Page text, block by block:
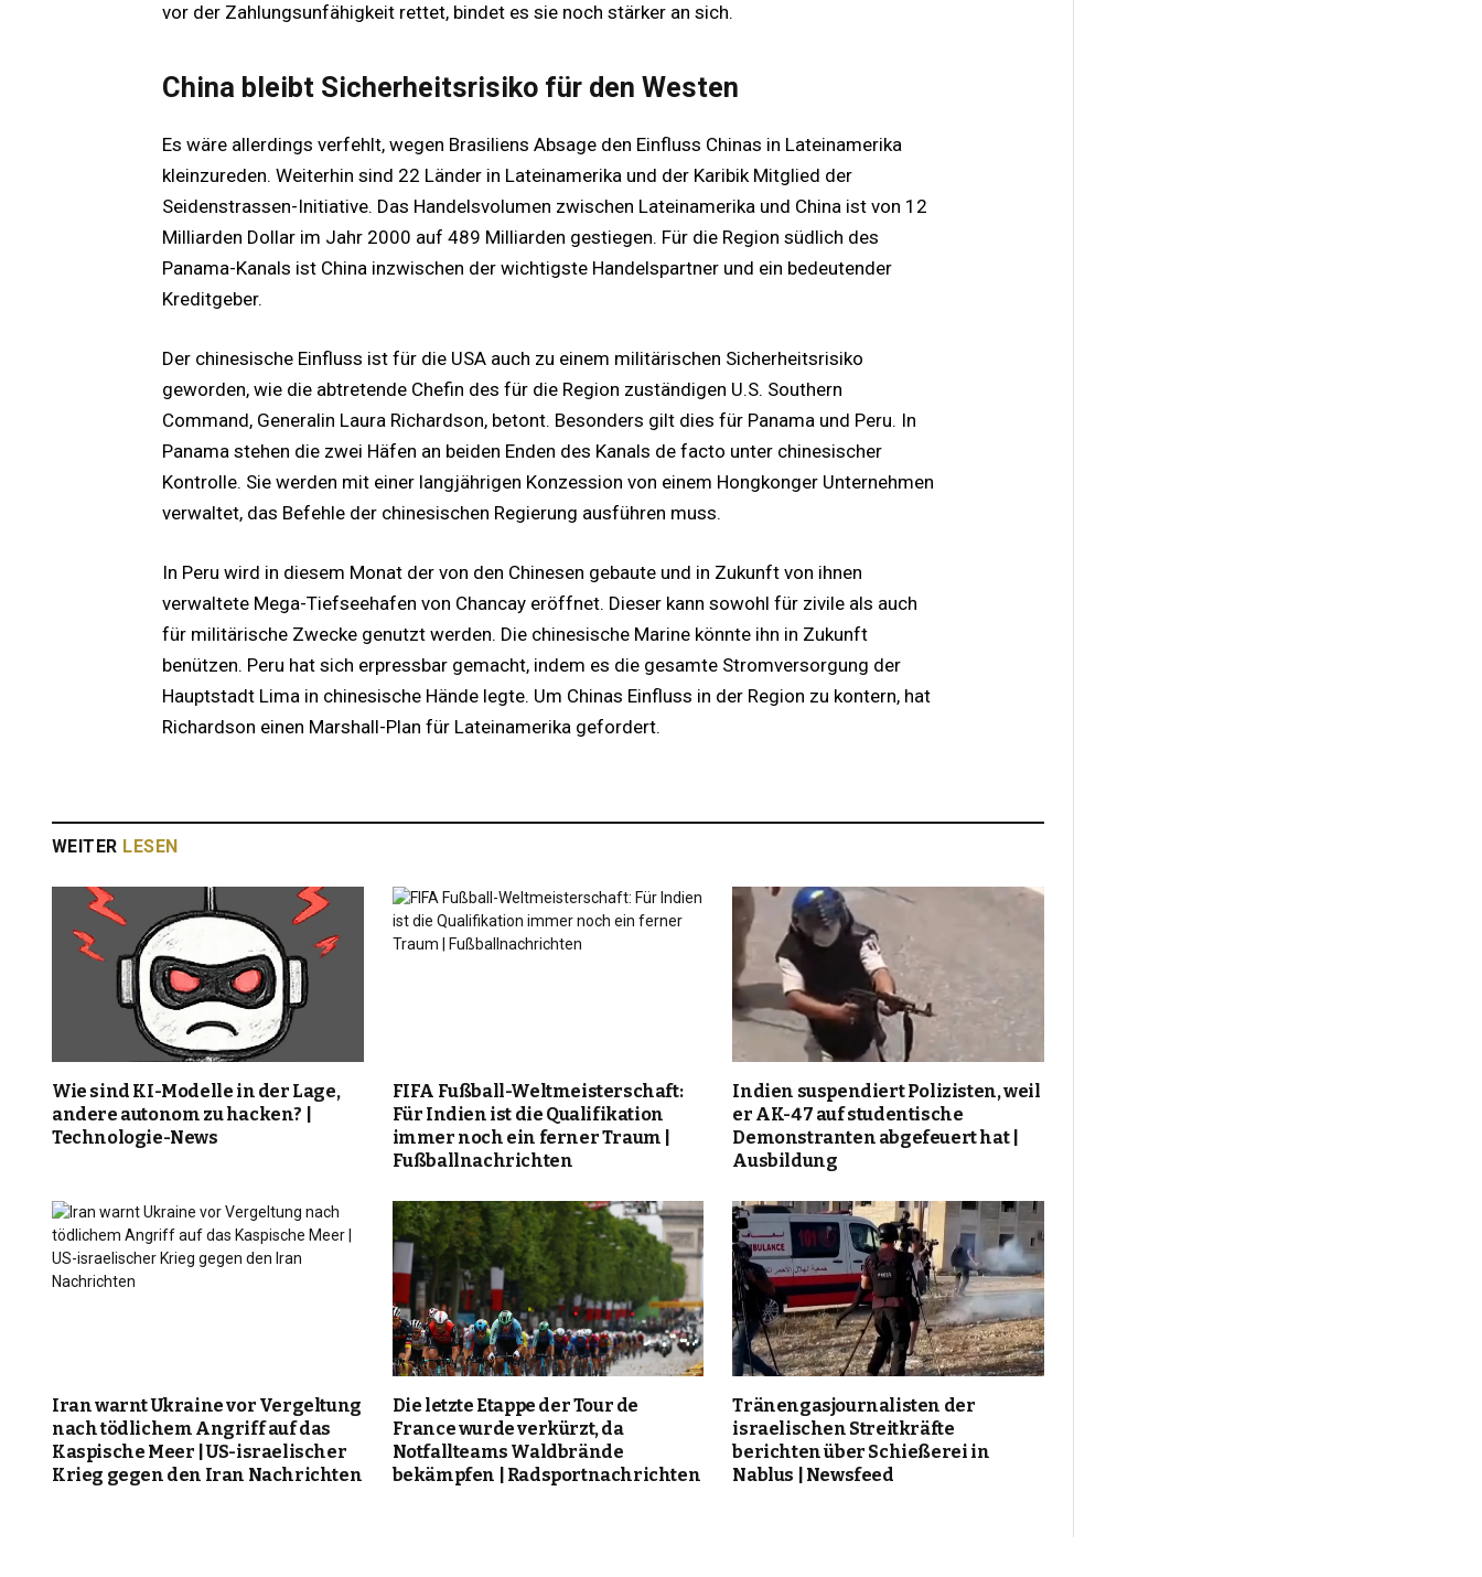
vor der Zahlungsunfähigkeit rettet, bindet es sie noch stärker an sich.
China bleibt Sicherheitsrisiko für den Westen
Es wäre allerdings verfehlt, wegen Brasiliens Absage den Einfluss Chinas in Lateinamerika
kleinzureden. Weiterhin sind 22 Länder in Lateinamerika und der Karibik Mitglied der
Seidenstrassen-Initiative. Das Handelsvolumen zwischen Lateinamerika und China ist von 12
Milliarden Dollar im Jahr 2000 auf 489 Milliarden gestiegen. Für die Region südlich des
Panama-Kanals ist China inzwischen der wichtigste Handelspartner und ein bedeutender
Kreditgeber.
Der chinesische Einfluss ist für die USA auch zu einem militärischen Sicherheitsrisiko
geworden, wie die abtretende Chefin des für die Region zuständigen U.S. Southern
Command, Generalin Laura Richardson, betont. Besonders gilt dies für Panama und Peru. In
Panama stehen die zwei Häfen an beiden Enden des Kanals de facto unter chinesischer
Kontrolle. Sie werden mit einer langjährigen Konzession von einem Hongkonger Unternehmen
verwaltet, das Befehle der chinesischen Regierung ausführen muss.
In Peru wird in diesem Monat der von den Chinesen gebaute und in Zukunft von ihnen
verwaltete Mega-Tiefseehafen von Chancay eröffnet. Dieser kann sowohl für zivile als auch
für militärische Zwecke genutzt werden. Die chinesische Marine könnte ihn in Zukunft
benützen. Peru hat sich erpressbar gemacht, indem es die gesamte Stromversorgung der
Hauptstadt Lima in chinesische Hände legte. Um Chinas Einfluss in der Region zu kontern, hat
Richardson einen Marshall-Plan für Lateinamerika gefordert.
WEITER LESEN
Wie sind KI-Modelle in der Lage,
andere autonom zu hacken? |
Technologie-News
FIFA Fußball-Weltmeisterschaft:
Für Indien ist die Qualifikation
immer noch ein ferner Traum |
Fußballnachrichten
Indien suspendiert Polizisten, weil
er AK-47 auf studentische
Demonstranten abgefeuert hat |
Ausbildung
Iran warnt Ukraine vor Vergeltung
nach tödlichem Angriff auf das
Kaspische Meer | US-israelischer
Krieg gegen den Iran Nachrichten
Die letzte Etappe der Tour de
France wurde verkürzt, da
Notfallteams Waldbrände
bekämpfen | Radsportnachrichten
Tränengasjournalisten der
israelischen Streitkräfte
berichten über Schießerei in
Nablus | Newsfeed